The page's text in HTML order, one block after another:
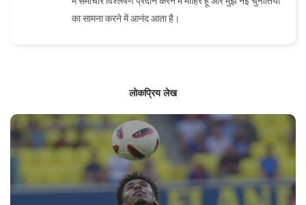
का सामना करने में आनंद आता है।
लोकप्रिय लेख